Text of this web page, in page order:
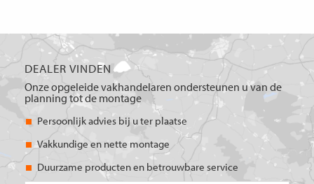
DEALER VINDEN
Onze opgeleide vakhandelaren ondersteunen u van de
planning tot de montage
Persoonlijk advies bij u ter plaatse
Vakkundige en nette montage
Duurzame producten en betrouwbare service